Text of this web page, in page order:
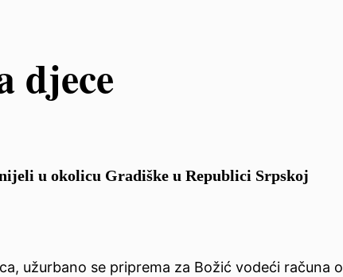
djece
u okolicu Gradiške u Republici Srpskoj
užurbano se priprema za Božić vodeći računa o